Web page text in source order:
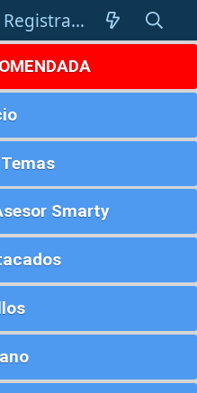
Registrarse
Smarty